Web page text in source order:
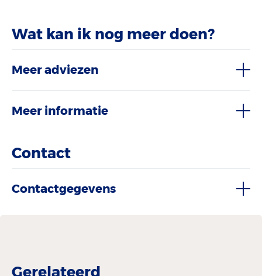
Wat kan ik nog meer doen?
Meer adviezen
Meer informatie
Contact
Contactgegevens
Gerelateerd